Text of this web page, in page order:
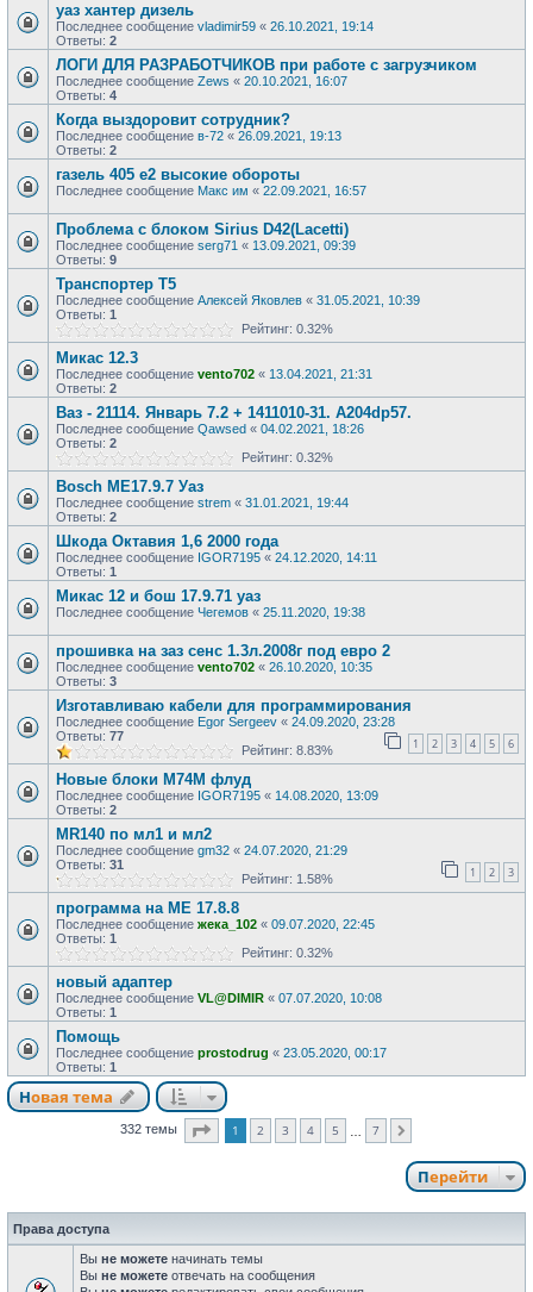
уаз хантер дизель
Последнее сообщение vladimir59 « 26.10.2021, 19:14
Ответы: 2
ЛОГИ ДЛЯ РАЗРАБОТЧИКОВ при работе с загрузчиком
Последнее сообщение Zews « 20.10.2021, 16:07
Ответы: 4
Когда выздоровит сотрудник?
Последнее сообщение в-72 « 26.09.2021, 19:13
Ответы: 2
газель 405 е2 высокие обороты
Последнее сообщение Макс им « 22.09.2021, 16:57
Проблема с блоком Sirius D42(Lacetti)
Последнее сообщение serg71 « 13.09.2021, 09:39
Ответы: 9
Транспортер Т5
Последнее сообщение Алексей Яковлев « 31.05.2021, 10:39
Ответы: 1
Рейтинг: 0.32%
Микас 12.3
Последнее сообщение vento702 « 13.04.2021, 21:31
Ответы: 2
Ваз - 21114. Январь 7.2 + 1411010-31. A204dp57.
Последнее сообщение Qawsed « 04.02.2021, 18:26
Ответы: 2
Рейтинг: 0.32%
Bosch ME17.9.7 Уаз
Последнее сообщение strem « 31.01.2021, 19:44
Ответы: 2
Шкода Октавия 1,6 2000 года
Последнее сообщение IGOR7195 « 24.12.2020, 14:11
Ответы: 1
Микас 12 и бош 17.9.71 уаз
Последнее сообщение Чегемов « 25.11.2020, 19:38
прошивка на заз сенс 1.3л.2008г под евро 2
Последнее сообщение vento702 « 26.10.2020, 10:35
Ответы: 3
Изготавливаю кабели для программирования
Последнее сообщение Egor Sergeev « 24.09.2020, 23:28
Ответы: 77 1 2 3 4 5 6
Рейтинг: 8.83%
Новые блоки M74M флуд
Последнее сообщение IGOR7195 « 14.08.2020, 13:09
Ответы: 2
MR140 по мл1 и мл2
Последнее сообщение gm32 « 24.07.2020, 21:29
Ответы: 31 1 2 3
Рейтинг: 1.58%
программа на МЕ 17.8.8
Последнее сообщение жека_102 « 09.07.2020, 22:45
Ответы: 1
Рейтинг: 0.32%
новый адаптер
Последнее сообщение VL@DIMIR « 07.07.2020, 10:08
Ответы: 1
Помощь
Последнее сообщение prostodrug « 23.05.2020, 00:17
Ответы: 1
Новая тема
332 темы Страница из
1 2 3 4 5 7
Перейти
Права доступа
Вы не можете начинать темы
Вы не можете отвечать на сообщения